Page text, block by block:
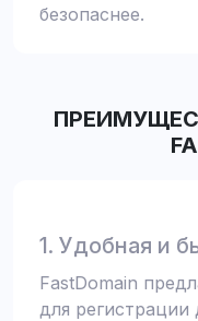
безопаснее.
1. Удобная и
FastDomain
для